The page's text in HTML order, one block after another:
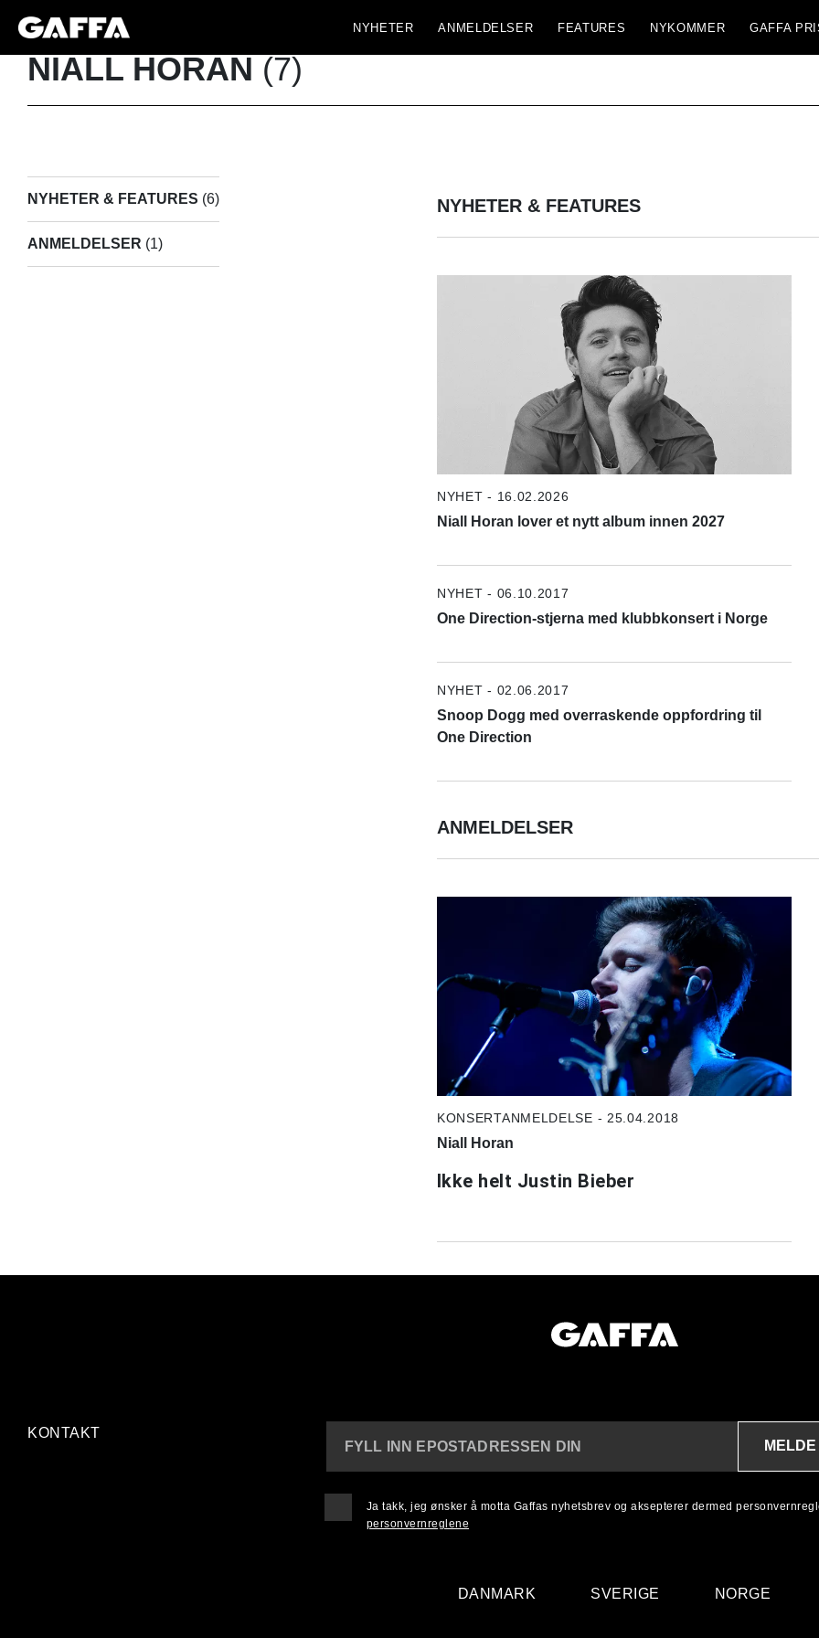
NYHETER ANMELDELSER FEATURES NYKOMMER GAFFA
NIALL HORAN (7)
NYHETER & FEATURES (6)
ANMELDELSER (1)
NYHETER & FEATURES
NYHET - 16.02.2026
Niall Horan lover et nytt album innen 2027
NYHET - 06.10.2017
One Direction-stjerna med klubbkonsert i Norge
NYHET - 02.06.2017
Snoop Dogg med overraskende oppfordring til
One Direction
ANMELDELSER
KONSERTANMELDELSE - 25.04.2018
Niall Horan
Ikke helt Justin Bieber
KONTAKT
FYLL INN EPOSTADRESSEN DIN
Ja takk, jeg ønsker å motta Gaffas nyhetsbrev og aksepterer dermed
personvernreglene
DANMARK SVERIGE NORGE